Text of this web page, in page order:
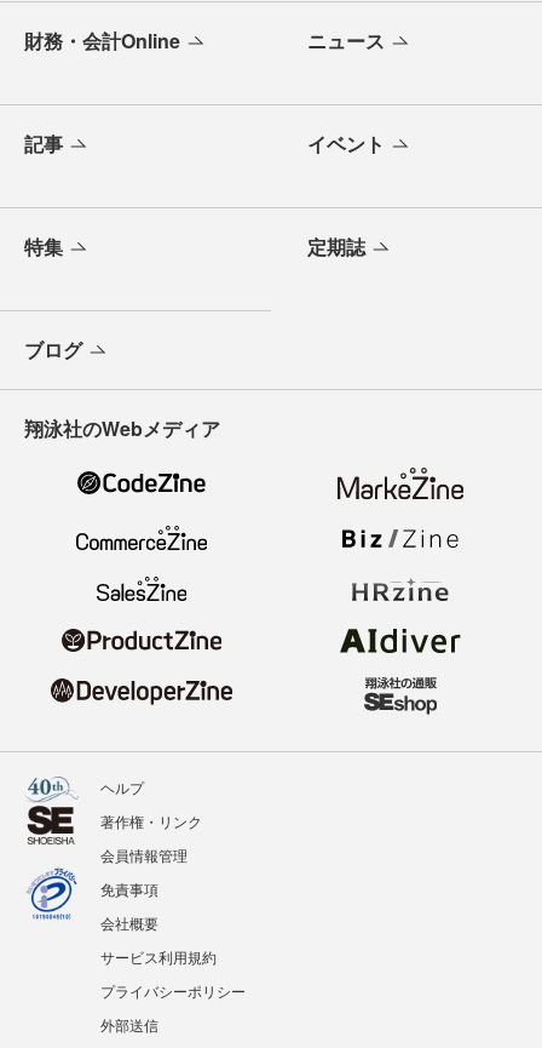
財務・会計Online ニュース
記事 イベント
特集 定期誌
ブログ
翔泳社のWebメディア
ヘルプ
著作権・リンク
会員情報管理
免責事項
会社概要
サービス利用規約
プライバシーポリシー
外部送信